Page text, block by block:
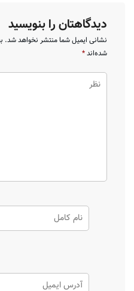
دیدگاهتان را بنویسید
نشانی ایمیل شما منتشر نخواهد شد.
شده‌اند*